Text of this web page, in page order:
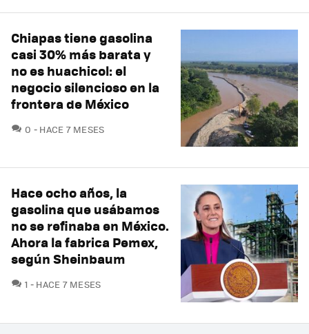
Chiapas tiene gasolina
casi 30% más barata y
no es huachicol: el
negocio silencioso en la
frontera de México
0 COMENTARIOS
HACE 7 MESES
Hace ocho años, la
gasolina que usábamos
no se refinaba en México.
Ahora la fabrica Pemex,
según Sheinbaum
1 COMENTARIOS
HACE 7 MESES